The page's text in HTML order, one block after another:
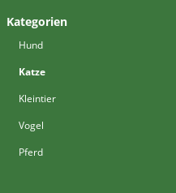
Kategorien
Hund
Katze
Kleintier
Vogel
Pferd